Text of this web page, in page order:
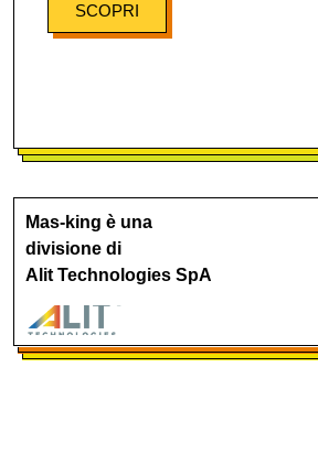
SCOPRI
Mas-king è una
divisione di
Alit Technologies SpA